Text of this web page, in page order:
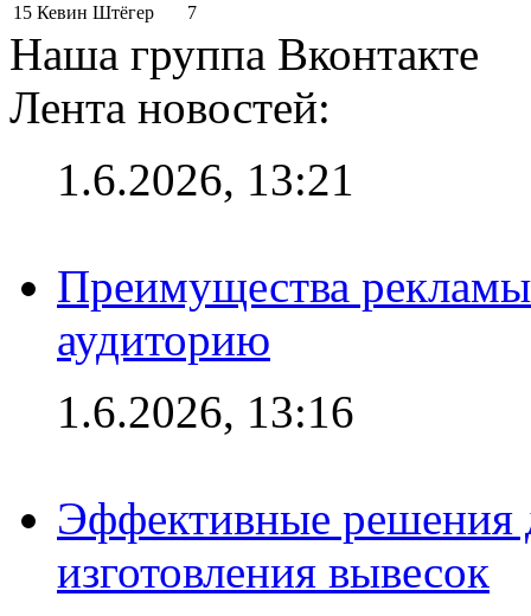
15 Кевин Штёгер 7
Наша группа Вконтакте
Лента новостей:
1.6.2026, 13:21
Преимущества
аудиторию
1.6.2026, 13:16
Эффективные решения
изготовления вывесок